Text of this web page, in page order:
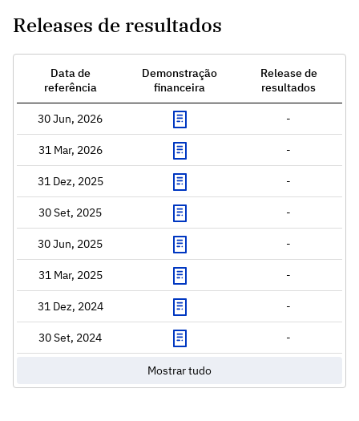
Releases de resultados
Data de
referência
Demonstração
financeira
Release de
resultados
30 Jun, 2026 -
31 Mar, 2026 -
31 Dez, 2025 -
30 Set, 2025 -
30 Jun, 2025 -
31 Mar, 2025 -
31 Dez, 2024 -
30 Set, 2024 -
Mostrar tudo